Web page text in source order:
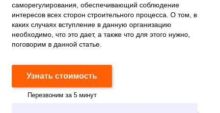
саморегулирования, обеспечивающий соблюдение
интересов всех сторон строительного процесса. О том, в
каких случаях вступление в данную организацию
необходимо, что это дает, а также что для этого нужно,
поговорим в данной статье.
Узнать стоимость
Перезвоним за 5 минут